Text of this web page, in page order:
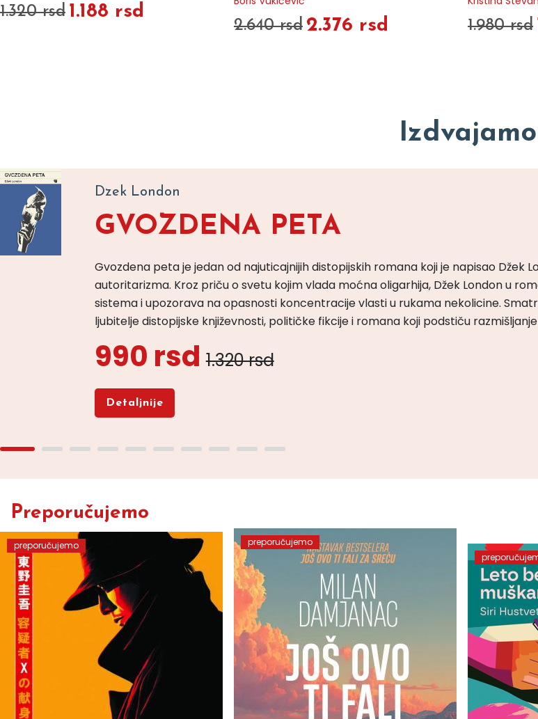
1.320 rsd 1.188 rsd
2.640 rsd 2.376 rsd 1.980 rsd
Izdvajamo
Dzek London
GVOZDENA PETA
Gvozdena peta je jedan od najuticajnijih distopijskih romana koji je napisao Džek
autoritarizma. Kroz priču o svetu kojim vlada moćna oligarhija, Džek London u
sistema i upozorava na opasnosti koncentracije vlasti u rukama nekolicine.
ljubitelje distopijske književnosti, političke fikcije i romana koji podstiču
990 rsd 1.320 rsd
Detaljnije
Preporučujemo
preporučujemo preporučujemo